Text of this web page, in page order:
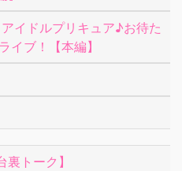
イドルプリキュア♪お待た
イブ！【本編】
トーク】